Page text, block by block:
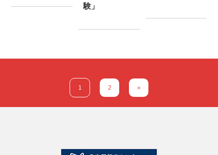
験」
1 2 »